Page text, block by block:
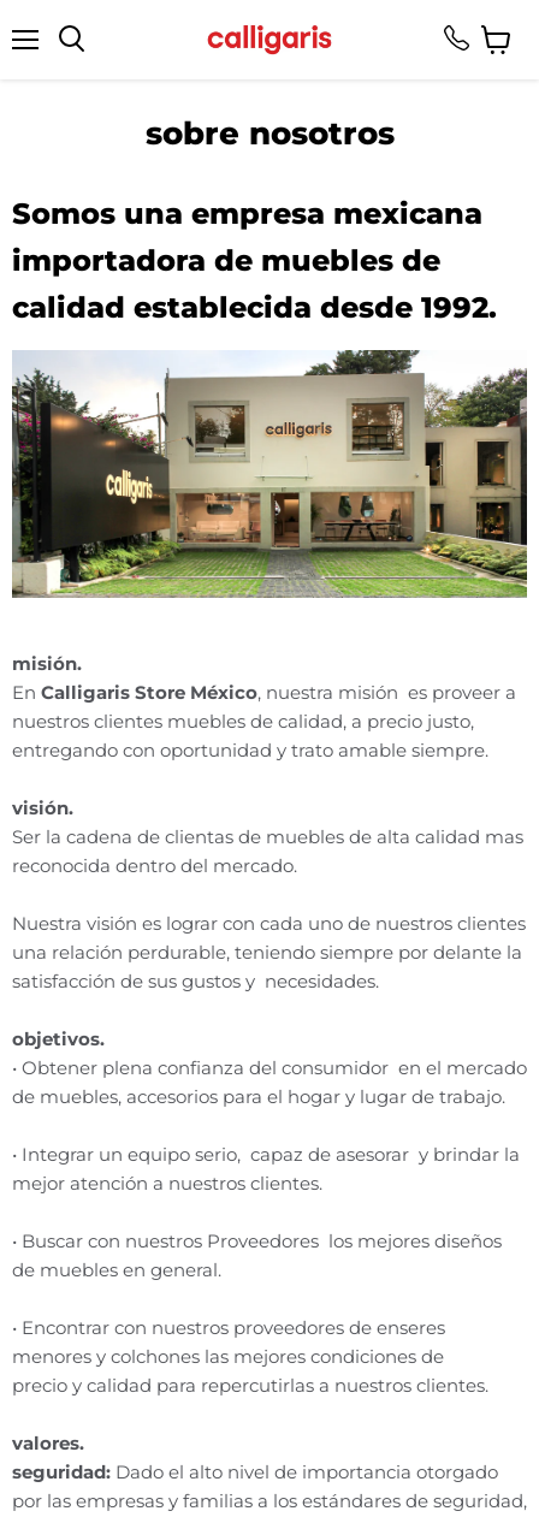
sobre nosotros
Somos una empresa mexicana
importadora de muebles de
calidad establecida desde 1992.
misión.
En Calligaris Store México, nuestra misión es proveer a
nuestros clientes muebles de calidad, a precio justo,
entregando con oportunidad y trato amable siempre.
visión.
Ser la cadena de clientas de muebles de alta calidad mas
reconocida dentro del mercado.
Nuestra visión es lograr con cada uno de nuestros clientes
una relación perdurable, teniendo siempre por delante la
satisfacción de sus gustos y necesidades.
objetivos.
• Obtener plena confianza del consumidor en el mercado
de muebles, accesorios para el hogar y lugar de trabajo.
• Integrar un equipo serio, capaz de asesorar y brindar la
mejor atención a nuestros clientes.
• Buscar con nuestros Proveedores los mejores diseños
de muebles en general.
• Encontrar con nuestros proveedores de enseres
menores y colchones las mejores condiciones de
precio y calidad para repercutirlas a nuestros clientes.
valores.
seguridad: Dado el alto nivel de importancia otorgado
por las empresas y familias a los estándares de seguridad,